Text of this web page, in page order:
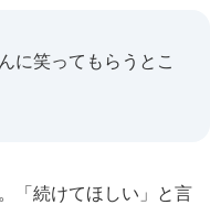
に笑ってもらうとこ
「続けてほしい」と言